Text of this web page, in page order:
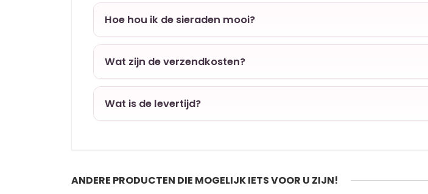
Hoe hou ik de sieraden mooi?
Wat zijn de verzendkosten?
Wat is de levertijd?
ANDERE PRODUCTEN DIE MOGELIJK IETS VOOR U ZIJN!